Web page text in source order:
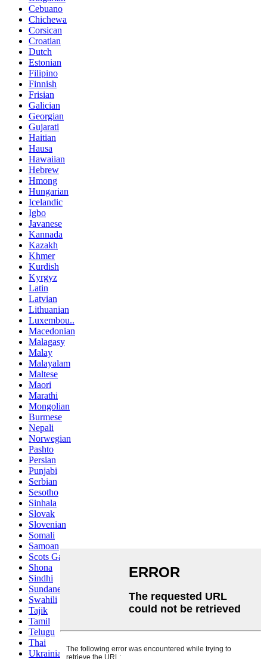
Cebuano
Chichewa
Corsican
Croatian
Dutch
Estonian
Filipino
Finnish
Frisian
Galician
Georgian
Gujarati
Haitian
Hausa
Hawaiian
Hebrew
Hmong
Hungarian
Icelandic
Igbo
Javanese
Kannada
Kazakh
Khmer
Kurdish
Kyrgyz
Latin
Latvian
Lithuanian
Luxembou..
Macedonian
Malagasy
Malay
Malayalam
Maltese
Maori
Marathi
Mongolian
Burmese
Nepali
Norwegian
Pashto
Persian
Punjabi
Serbian
Sesotho
Sinhala
Slovak
Slovenian
Somali
Samoan
Scots Gaelic
Shona
Sindhi
Sundanese
Swahili
Tajik
Tamil
Telugu
Thai
Ukrainian